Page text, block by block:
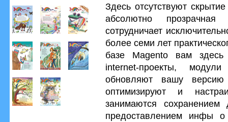
Здесь отсутствуют
абсолютно
сотрудничает
более семи лет
базе Magento вам здесь
internet-проекты,
обновляют вашу
оптимизируют и
занимаются
предоставлением инфы о